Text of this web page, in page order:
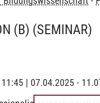
(B) (SEMINAR)
| 07.04.2025 -